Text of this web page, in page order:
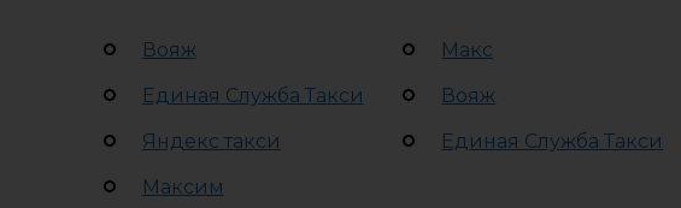
Вояж
Единая Служба Такси
Яндекс такси
Максим
Макс
Вояж
Единая Служба Такси